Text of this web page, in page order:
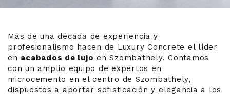
Más de una década de experiencia y
profesionalismo hacen de Luxury Concrete el líder
en acabados de lujo en Szombathely. Contamos
con un amplio equipo de expertos en
microcemento en el centro de Szombathely,
dispuestos a aportar sofisticación y elegancia a los